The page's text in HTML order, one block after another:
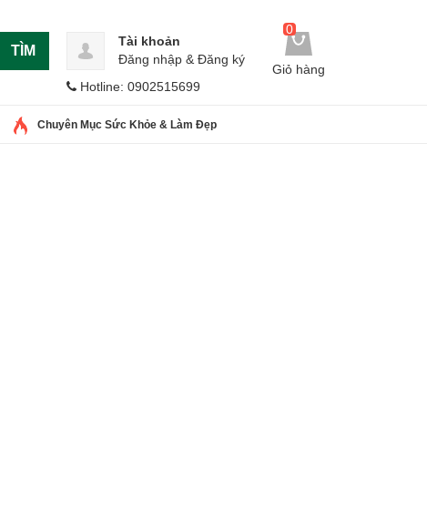
TÌM
0
Giỏ hàng
Tài khoản
Đăng nhập & Đăng ký
Hotline: 0902515699
Chuyên Mục Sức Khỏe & Làm Đẹp